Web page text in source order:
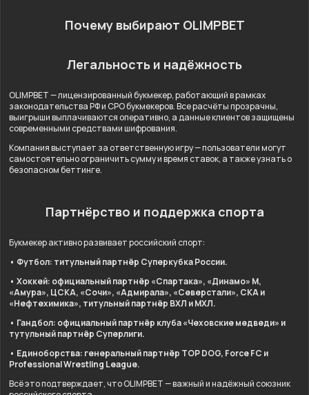
Почему выбирают OLIMPBET
Легальность и надёжность
OLIMPBET — лицензированный букмекер, работающий в рамках
законодательства РФ и СРО букмекеров. Все расчёты прозрачны,
выигрыши выплачиваются оперативно, а данные клиентов защищены
современными средствами шифрования.
Компания выступает за ответственную игру — пользователи могут
самостоятельно ограничить сумму и время ставок, а также узнать о
безопасном беттинге.
Партнёрство и поддержка спорта
Букмекер активно развивает российский спорт:
• Футбол: титульный партнёр Суперкубка России.
• Хоккей: официальный партнёр «Спартака», «Динамо» М,
«Амура», ЦСКА, «Сочи», «Адмирала», «Северстали», СКА и
«Нефтехимика», титульный партнёр ВХЛ и МХЛ.
• Гандбол: официальный партнёр клуба «Чеховские медведи» и
тутульный партнёр Суперлиги.
• Единоборства: генеральный партнёр TOP DOG, Force FC и
Professional Wrestling League.
Всё это подтверждает, что OLIMPBET — важный и надёжный союзник